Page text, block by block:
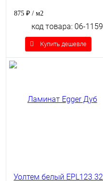
875 ₽ / м2
код товара: 06-1159
Купить дешевле